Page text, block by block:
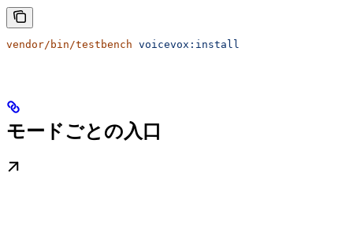
vendor/bin/testbench voicevox:install
モードごとの入口